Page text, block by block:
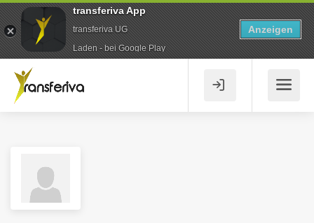
transferiva App
transferiva UG
Laden - bei Google Play
Anzeigen